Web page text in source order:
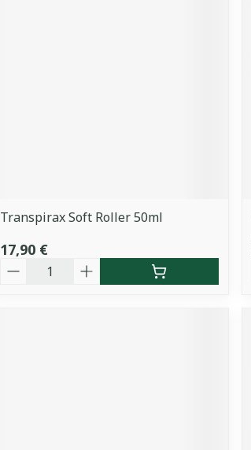
Transpirax Soft Roller 50ml
17,90 €
Quantité